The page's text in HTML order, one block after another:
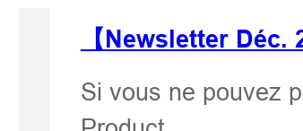
【Newsletter
Si vous ne pouvez